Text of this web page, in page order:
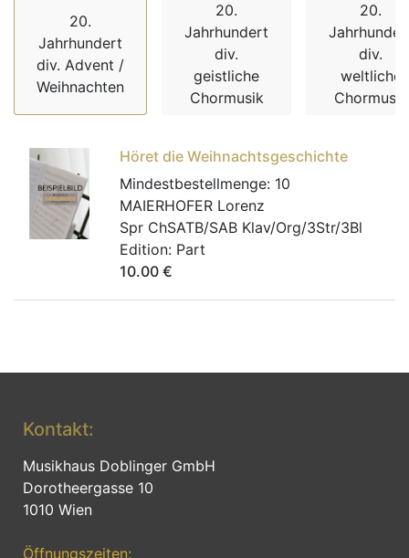
20.
Jahrhundert
div. Advent /
Weihnachten
20.
Jahrhundert
div.
geistliche
Chormusik
20.
div.
weltliche
Chormusik
Höret die Weihnachtsgeschichte
Mindestbestellmenge: 10
MAIERHOFER Lorenz
Spr ChSATB/SAB Klav/Org/3Str/3Bl
Edition: Part
10.00 €
Kontakt:
Musikhaus Doblinger GmbH
Dorotheergasse 10
1010 Wien
Öffnungszeiten: